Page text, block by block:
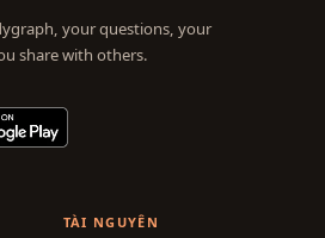
your questions, your
share with others.
TÀI NGUYÊN